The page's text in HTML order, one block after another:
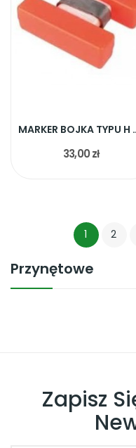
Przynętowe
MARKER
33,00 zł
1 2
Zapisz